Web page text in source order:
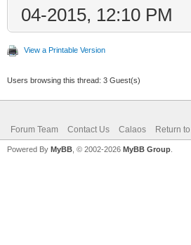
04-2015, 12:10 PM
View a Printable Version
Users browsing this thread: 3 Guest(s)
Forum Team Contact Us Calaos Return
Powered By MyBB , © 2002-2026 MyBB Group